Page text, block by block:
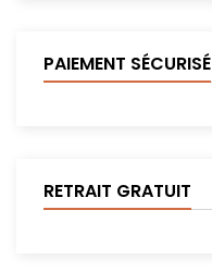
PAIEMENT SÉCURISÉ
RETRAIT GRATUIT